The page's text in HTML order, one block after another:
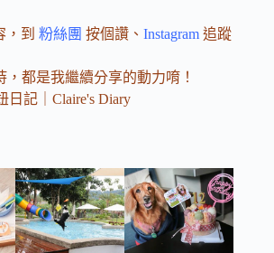
，到 粉絲團 按個讚、 Instagram 追蹤
，都是我繼續分享的動力唷！
日記｜Claire's Diary